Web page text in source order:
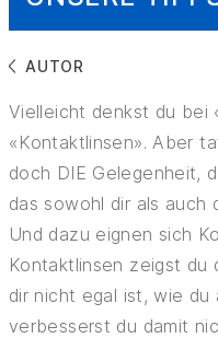
GESUNDHEIT
GUT ZU WISSEN
KRANKENKASSE
TIPPS UND TRICKS
AUTOR
Vielleicht denkst du bei
«Kontaktlinsen». Aber
doch DIE Gelegenheit,
das sowohl dir als
Und dazu eignen sich
Kontaktlinsen zeigst du
dir nicht egal ist, wie du
verbesserst du damit